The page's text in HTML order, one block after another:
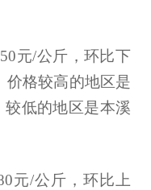
元/公斤，环比下
价格较高的地区是
较低的地区是本溪
元/公斤，环比上